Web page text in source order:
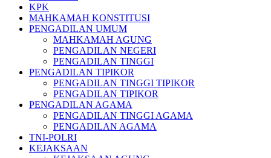
KPK
MAHKAMAH KONSTITUSI
PENGADILAN UMUM
MAHKAMAH AGUNG
PENGADILAN NEGERI
PENGADILAN TINGGI
PENGADILAN TIPIKOR
PENGADILAN TINGGI TIPIKOR
PENGADILAN TIPIKOR
PENGADILAN AGAMA
PENGADILAN TINGGI AGAMA
PENGADILAN AGAMA
TNI-POLRI
KEJAKSAAN